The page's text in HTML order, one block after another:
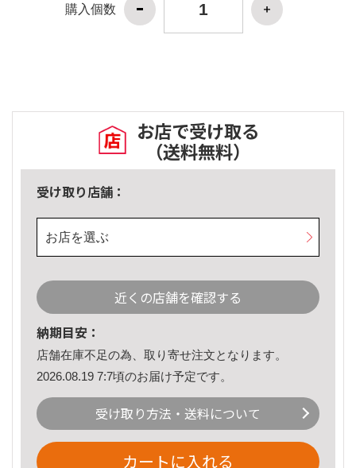
購入個数
お店で受け取る
（送料無料）
受け取り店舗：
お店を選ぶ
近くの店舗を確認する
納期目安：
店舗在庫不足の為、取り寄せ注文となります。
2026.08.19 7:7頃のお届け予定です。
受け取り方法・送料について
カートに入れる